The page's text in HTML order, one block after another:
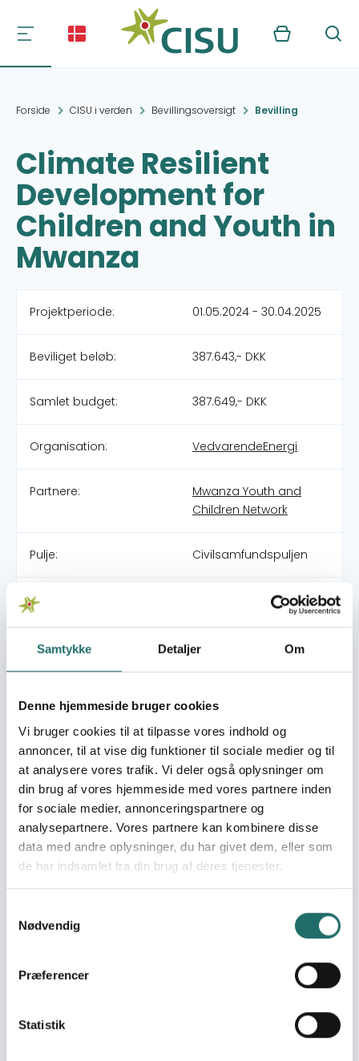
Samtykke Detaljer Om
Denne hjemmeside bruger cookies
Vi bruger cookies til at tilpasse vores indhold og
annoncer, til at vise dig funktioner til sociale medier og til
at analysere vores trafik. Vi deler også oplysninger om
din brug af vores hjemmeside med vores partnere inden
for sociale medier, annonceringspartnere og
analysepartnere. Vores partnere kan kombinere disse
data med andre oplysninger, du har givet dem, eller som
de har indsamlet fra din brug af deres tjenester.
Nødvendig
Præferencer
Statistik
Kurv Søg
Forside CISU i verden Bevillingsoversigt Bevilling
Climate Resilient
Development for
Children and Youth in
Mwanza
Projektperiode: 01.05.2024 - 30.04.2025
Beviliget beløb: 387.643,- DKK
Samlet budget: 387.649,- DKK
Organisation: VedvarendeEnergi
Partnere:
Mwanza Youth and
Children Network
Pulje: Civilsamfundspuljen
Indsatsområde: Klimatilpasning (CCAM)
World goals:
Mål 4:
Mål 16: Fred,
stærke institutioner
Mål 17: Partnerskaber for
handling
Indsatser foregår i: Tanzania
Resume
As a consortium partner in the Devolution and Climate
Children Network (MYCN) observed limited youth
inclusion in climate change adaptation in Mwanza
region, citing knowledge gaps and cultural norms as
main barriers. This project aims to address this by
Junior Councils, in Ilemela and Nyamagana districts in
Mwanza region and raise awareness about youth and